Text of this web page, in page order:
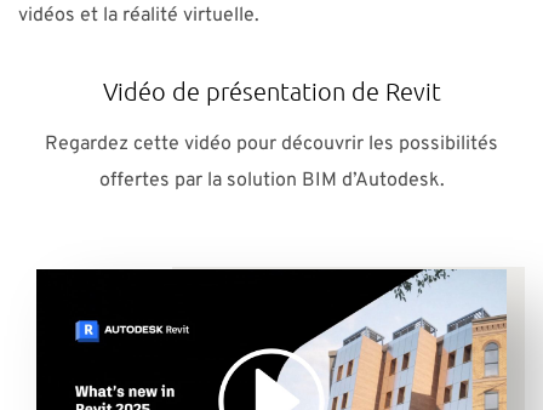
vidéos et la réalité virtuelle.
Vidéo de présentation de Revit
Regardez cette vidéo pour découvrir les possibilités
offertes par la solution BIM d’Autodesk.